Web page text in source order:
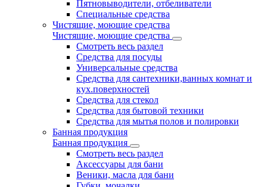
Пятновыводители, отбеливатели
Специальные средства
Чистящие, моющие средства
Чистящие, моющие средства
Смотреть весь раздел
Средства для посуды
Универсальные средства
Средства для сантехники,ванных комнат и
кух.поверхностей
Средства для стекол
Средства для бытовой техники
Средства для мытья полов и полировки
Банная продукция
Банная продукция
Смотреть весь раздел
Аксессуары для бани
Веники, масла для бани